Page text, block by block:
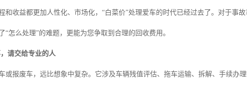
和收益都更加人性化、市场化，“白菜价”处理爱车的时代已经过去了。对于事
“怎么处理”的难题，更能为您争取到合理的回收费用。
请交给专业的人
或报废车，远比想象中复杂。它涉及车辆残值评估、拖车运输、拆解、手续办